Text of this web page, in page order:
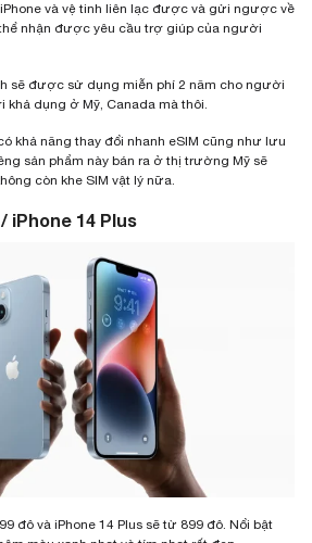
và vệ tinh liên lạc được và gửi ngược về
nhận được yêu cầu trợ giúp của người
sẽ được sử dụng miễn phí 2 năm cho người
khả dụng ở Mỹ, Canada mà thôi.
khả năng thay đổi nhanh eSIM cũng như lưu
sản phẩm này bán ra ở thị trường Mỹ sẽ
còn khe SIM vật lý nữa.
iPhone 14 Plus
đô và iPhone 14 Plus sẽ từ 899 đô. Nổi bật